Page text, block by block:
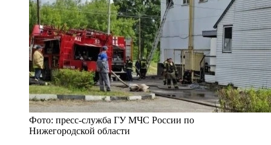
Фото: пресс-служба ГУ МЧС России по
Нижегородской области